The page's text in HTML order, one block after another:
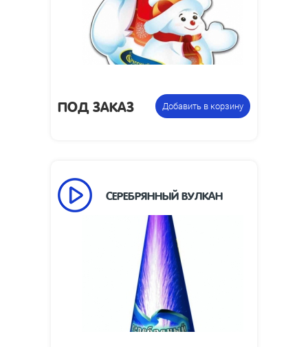
Вес упаковки, кг:
1.5
Цена указана за
Фонтан
пиротехнический
ПОД ЗАКАЗ Добавить в корзину
СЕРЕБРЯННЫЙ ВУЛКАН
55
Высота пламени, м:
8
Размеры изделия,
280 х 94
Цена указана за
Фонтан
пиротехнический